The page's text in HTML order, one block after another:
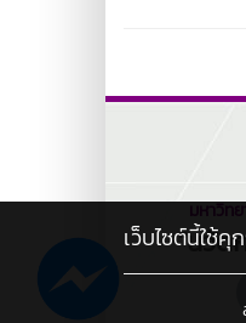
มหาวิท
"นวัต
เว็บไซต์นี้ใช้คุ